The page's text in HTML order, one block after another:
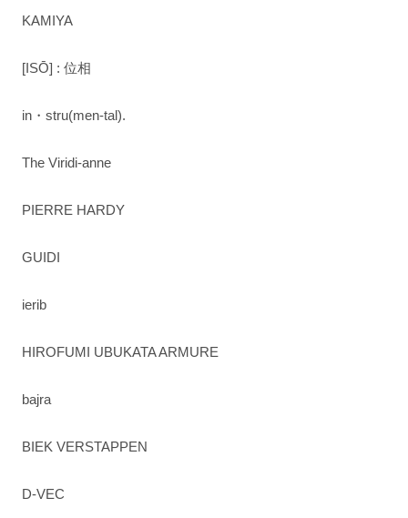
KAMIYA
[ISŌ] : 位相
in・stru(men-tal).
The Viridi-anne
PIERRE HARDY
GUIDI
ierib
HIROFUMI UBUKATA ARMURE
bajra
BIEK VERSTAPPEN
D-VEC